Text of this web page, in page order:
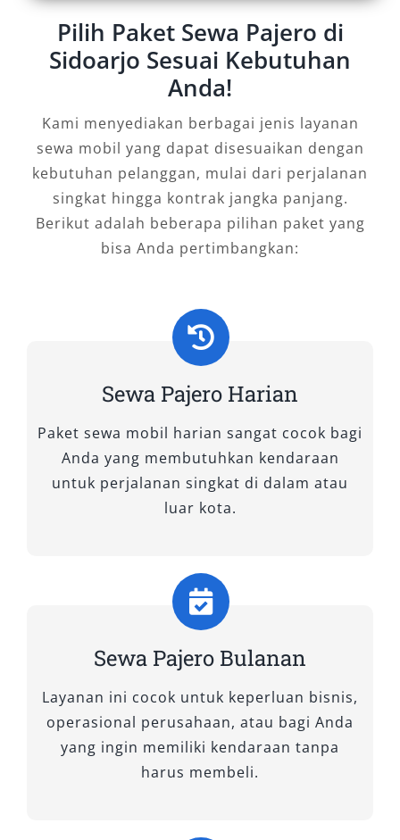
Kebutuhan mobilitas di Sidoarjo yang dinamis
menuntut solusi transportasi yang andal. Sewa
mobil Pajero Sidoarjo bukan hanya menjadi
alternatif, tetapi solusi utama bagi mereka
dan fleksibilitas dalam satu paket. Dengan
layanan lengkap mulai dari lepas kunci, dengan
sopir, antar jemput Bandara Juanda dan
stasiun, hingga ketersediaan unit 4×4 dan 4×2
warna hitam dan putih, Pajero memberikan
pengalaman berkendara yang tidak hanya
Tipe Mobil Pajero yang Kami
Dalam dunia transportasi modern, efisiensi,
kenyamanan, dan kekuatan menjadi aspek yang
tak bisa diabaikan. Itulah sebabnya banyak
pelanggan memilih Mitsubishi Pajero sebagai
kendaraan andalan untuk berbagai kebutuhan
ragam tipe Pajero yang bisa disesuaikan
dengan preferensi dan kebutuhan perjalanan
Anda, mulai dari tipe tangguh berpenggerak
empat roda hingga varian hemat dan elegan
Kami percaya bahwa memberikan pilihan yang
tepat adalah bentuk komitmen terhadap
pelayanan berkualitas. Berikut adalah tipe-tipe
Pilih Paket Sewa Pajero di
Sidoarjo Sesuai Kebutuhan
Anda!
Kami menyediakan berbagai jenis layanan
sewa mobil yang dapat disesuaikan dengan
kebutuhan pelanggan, mulai dari perjalanan
singkat hingga kontrak jangka panjang.
Berikut adalah beberapa pilihan paket yang
bisa Anda pertimbangkan:
Sewa Pajero Harian
Paket sewa mobil harian sangat cocok bagi
Anda yang membutuhkan kendaraan
untuk perjalanan singkat di dalam atau
luar kota.
Sewa Pajero Bulanan
Layanan ini cocok untuk keperluan bisnis,
operasional perusahaan, atau bagi Anda
yang ingin memiliki kendaraan tanpa
harus membeli.